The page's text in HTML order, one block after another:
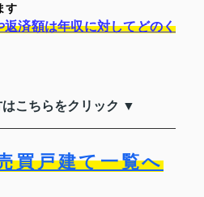
す
済額は年収に対してどのく
こちらをクリック ▼
買戸建て一覧へ